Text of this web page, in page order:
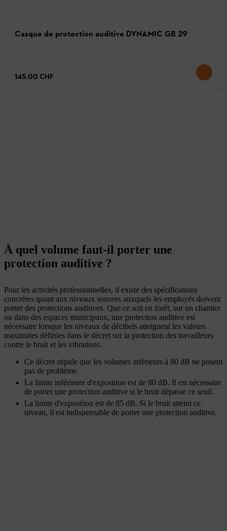
Casque de protection auditive DYNAMIC GB 29
145.00 CHF
À quel volume faut-il porter une
protection auditive ?
Pour les activités professionnelles, il existe des spécifications
concrètes quant aux niveaux sonores auxquels les employés doivent
porter des protections auditives. Que ce soit en forêt, sur un chantier
ou dans des espaces municipaux, une protection auditive est
nécessaire lorsque les niveaux de décibels atteignent les valeurs
maximales définies dans le décret sur la protection des travailleurs
contre le bruit et les vibrations.
Ce décret stipule que les volumes inférieurs à 80 dB ne posent
pas de problème.
La limite inférieure d'exposition est de 80 dB. Il est nécessaire
de porter une protection auditive si le bruit dépasse ce seuil.
La limite d'exposition est de 85 dB. Si le bruit atteint ce
niveau, il est indispensable de porter une protection auditive.